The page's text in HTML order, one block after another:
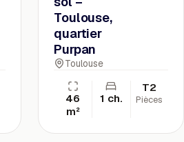
Toulouse,
quartier
Purpan
Toulouse
46
m²
1 ch.
T2
Pièces